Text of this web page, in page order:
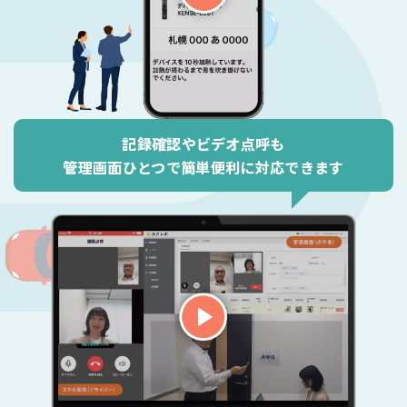
記録確認やビデオ点呼も
管理画面ひとつで簡単便利に対応できます